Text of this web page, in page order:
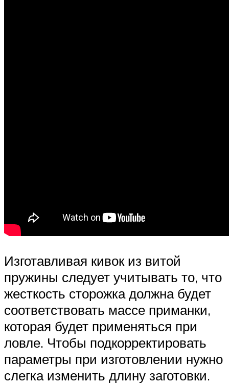
Изготавливая кивок из витой
пружины следует учитывать то, что
жесткость сторожка должна будет
соответствовать массе приманки,
которая будет применяться при
ловле. Чтобы подкорректировать
параметры при изготовлении нужно
слегка изменить длину заготовки.